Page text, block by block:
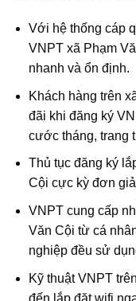
Với hệ thống cáp
VNPT xã Phạm
nhanh và ổn định.
Khách hàng trên
đãi khi đăng ký
cước tháng, trang
Thủ tục đăng ký
Cội cực kỳ đơn
VNPT cung cấp
Văn Cội từ cá
nghiệp đều sử
Kỹ thuật VNPT
đến lắp đặt wifi